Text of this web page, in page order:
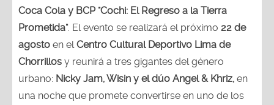
Coca Cola y BCP "Cochi: El Regreso a la Tierra
Prometida". El evento se realizará el próximo 22 de
agosto en elCentro Cultural Deportivo Lima de
Chorrillos y reunirá a tres gigantes del género
urbano: Nicky Jam, Wisin y el dúo Angel & Khriz, en
una noche que promete convertirse en uno de los